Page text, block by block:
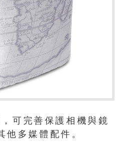
可完善保護相機與鏡
他多媒體配件。